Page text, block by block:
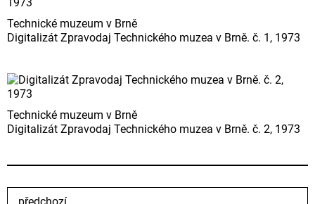
Technické muzeum v Brně
Digitalizát Zpravodaj Technického muzea v Brně. č. 1, 1973
Technické muzeum v Brně
Digitalizát Zpravodaj Technického muzea v Brně. č. 2, 1973